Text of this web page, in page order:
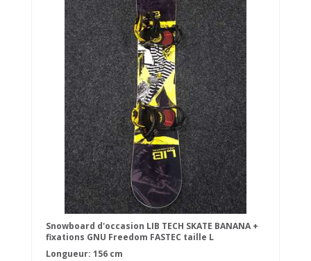
Snowboard d'occasion LIB TECH SKATE BANANA +
fixations GNU Freedom FASTEC taille L
Longueur: 156 cm